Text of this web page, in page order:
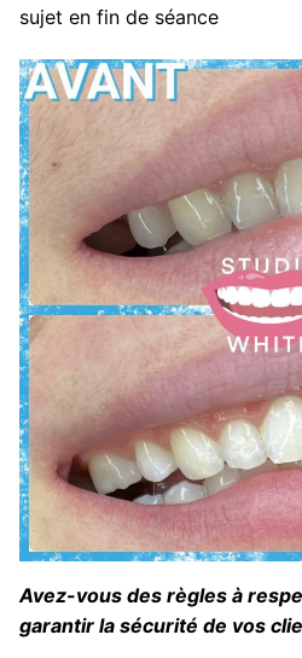
sujet en fin de séance
Avez-vous des règles à
garantir la sécurité de vos